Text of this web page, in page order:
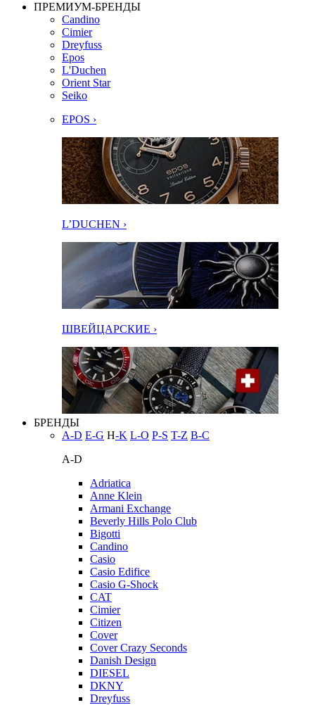
ПРЕМИУМ-БРЕНДЫ
Candino
Cimier
Dreyfuss
Epos
L'Duchen
Orient Star
Seiko
EPOS ›
L’DUCHEN ›
ШВЕЙЦАРСКИЕ ›
БРЕНДЫ
A-D E-G H-K L-O P-S T-Z В-С
A-D
Adriatica
Anne Klein
Armani Exchange
Beverly Hills Polo Club
Bigotti
Candino
Casio
Casio Edifice
Casio G-Shock
CAT
Cimier
Citizen
Cover
Cover Crazy Seconds
Danish Design
DIESEL
DKNY
Dreyfuss